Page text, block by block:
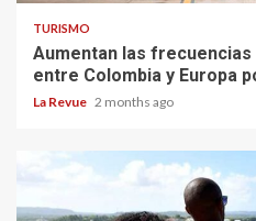
TURISMO
Aumentan las
entre Colombia y Europa
La Revue 2 months ago